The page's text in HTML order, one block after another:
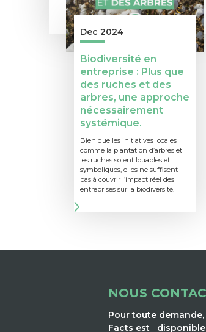
Dec 2024
Biodiversité en
entreprise : Plus que
des ruches et des
arbres, une approche
nécessairement
systémique.
Bien que les initiatives locales
comme la plantation d’arbres et
les ruches soient louables et
symboliques, elles ne suffisent
pas à couvrir l’impact réel des
entreprises sur la biodiversité.
NOUS
Pour toute demande,
Facts est